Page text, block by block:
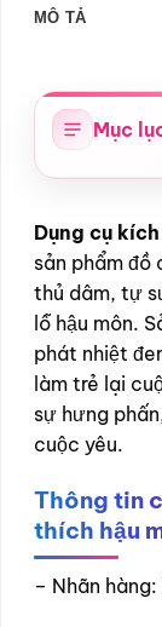
MÔ TẢ
Mục
Dụng cụ
sản phẩm đồ
thủ dâm, tự
lỗ hậu môn.
phát nhiệt
làm trẻ lại
sự hưng
cuộc yêu.
Thông tin
thích hậu
– Nhãn